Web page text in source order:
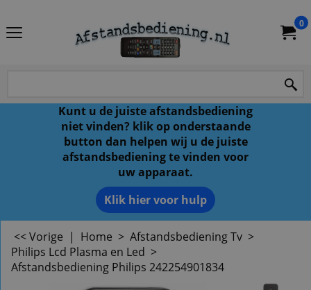
0
Kunt u de juiste afstandsbediening
niet vinden? klik op onderstaande
button dan helpen wij u de juiste
afstandsbediening te vinden voor
uw apparaat.
Klik hier voor hulp
<< Vorige | Home > Afstandsbediening Tv >
Philips Lcd Plasma en Led >
Afstandsbediening Philips 242254901834